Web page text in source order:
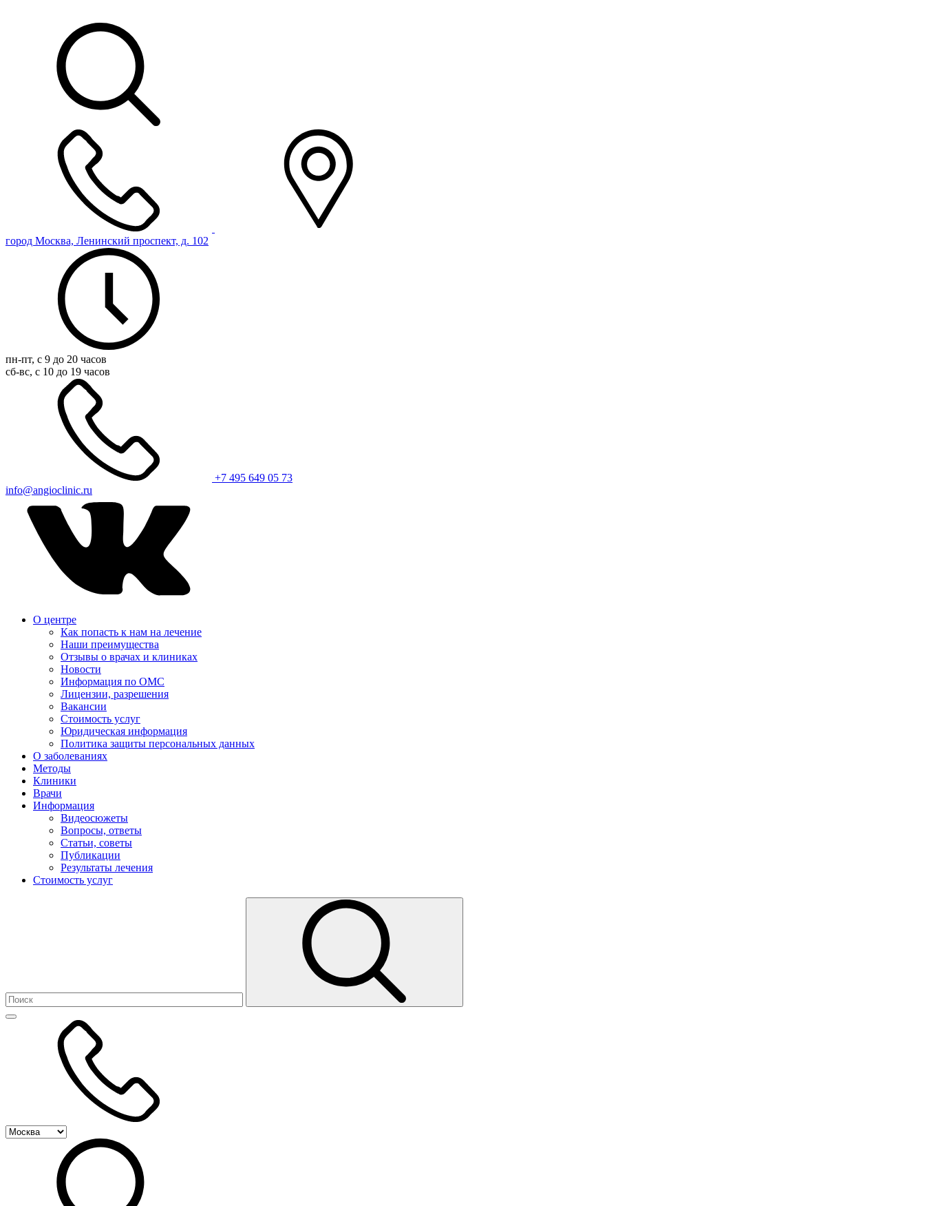
город Москва, Ленинский проспект, д. 102
пн-пт, с 9 до 20 часов
сб-вс, с 10 до 19 часов
+7 495 649 05 73
info@angioclinic.ru
О центре
Как попасть к нам на лечение
Наши преимущества
Отзывы о врачах и клиниках
Новости
Информация по ОМС
Лицензии, разрешения
Вакансии
Стоимость услуг
Юридическая информация
Политика защиты персональных данных
О заболеваниях
Методы
Клиники
Врачи
Информация
Видеосюжеты
Вопросы, ответы
Статьи, советы
Публикации
Результаты лечения
Стоимость услуг